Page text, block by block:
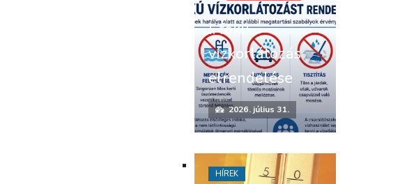
I. fokú
vízkorlátozás
elrendelése
2026. július 31.
HÍREK